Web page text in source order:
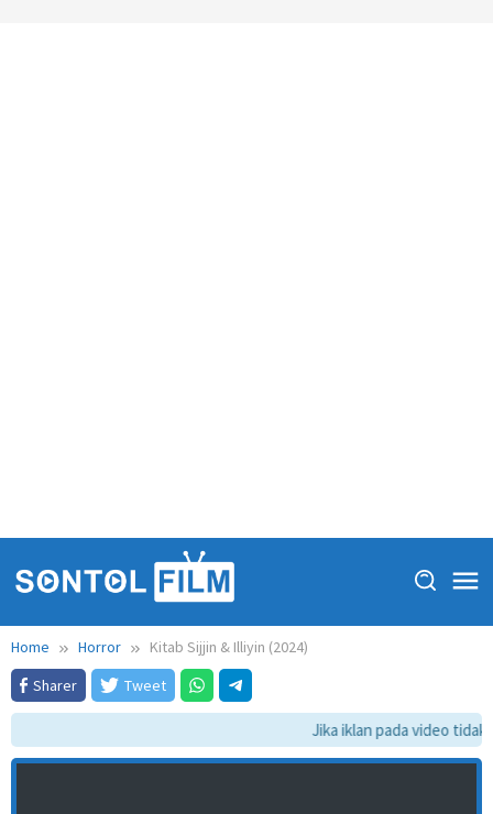
Home Horror
Kitab Sijjin & Illiyin (2024)
Sharer
Tweet
Jika iklan pada video